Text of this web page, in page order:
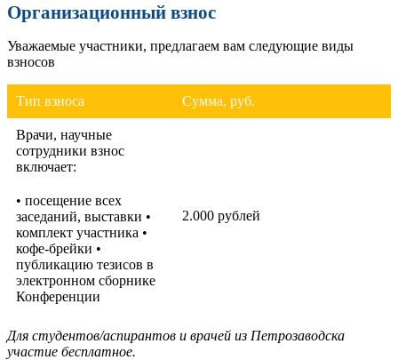
Организационный взнос
Уважаемые участники, предлагаем вам следующие виды
взносов
Тип взноса Сумма, руб.
Врачи, научные
сотрудники взнос
включает:
2.000 рублей
• посещение всех
заседаний, выставки •
комплект участника •
кофе-брейки •
публикацию тезисов в
электронном сборнике
Конференции
Для студентов/аспирантов и врачей из Петрозаводска
участие бесплатное.